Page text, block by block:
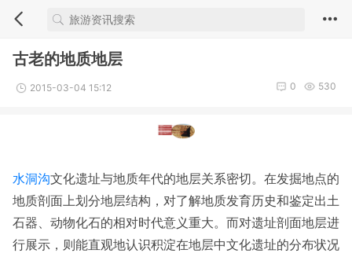
古老的地质地层
2015-03-04 15:12 530
0
水洞沟文化遗址与地质年代的地层关系密切。在发掘地点的
地质剖面上划分地层结构，对了解地质发育历史和鉴定出土
石器、动物化石的相对时代意义重大。而对遗址剖面地层进
行展示，则能直观地认识积淀在地层中文化遗址的分布状况